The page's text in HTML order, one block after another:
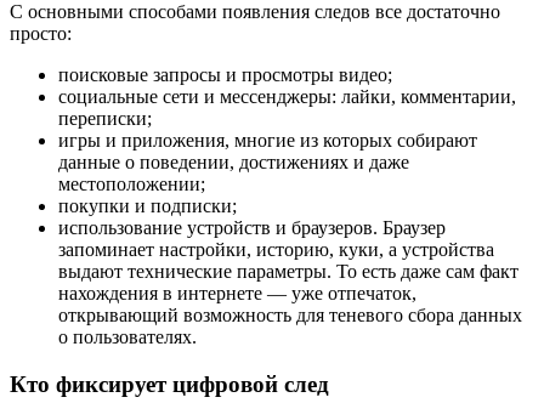
С основными способами появления следов все достаточно
просто:
поисковые запросы и просмотры видео;
социальные сети и мессенджеры: лайки, комментарии,
переписки;
игры и приложения, многие из которых собирают
данные о поведении, достижениях и даже
местоположении;
покупки и подписки;
использование устройств и браузеров. Браузер
запоминает настройки, историю, куки, а устройства
выдают технические параметры. То есть даже сам факт
нахождения в интернете — уже отпечаток,
открывающий возможность для теневого сбора данных
о пользователях.
Кто фиксирует цифровой след